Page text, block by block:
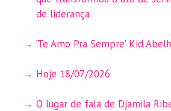
de liderança
‘Te Amo Pra Sempre’ Kid
Hoje 18/07/2026
O lugar de fala de Djamila